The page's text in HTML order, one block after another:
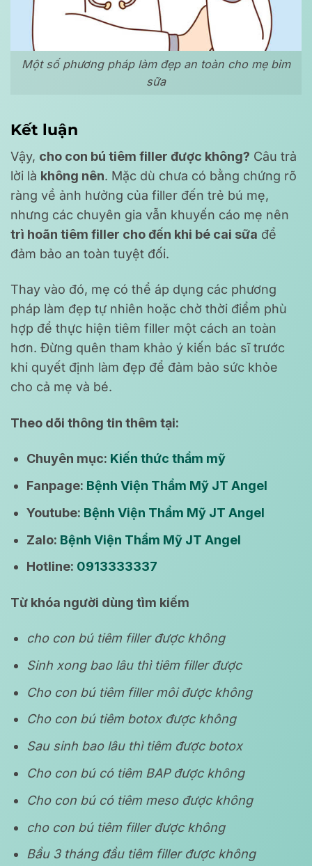
Một số phương pháp làm đẹp an toàn cho mẹ bỉm
sữa
Kết luận
Vậy, cho con bú tiêm filler được không? Câu trả
lời là không nên. Mặc dù chưa có bằng chứng rõ
ràng về ảnh hưởng của filler đến trẻ bú mẹ,
nhưng các chuyên gia vẫn khuyến cáo mẹ nên
trì hoãn tiêm filler cho đến khi bé cai sữa để
đảm bảo an toàn tuyệt đối.
Thay vào đó, mẹ có thể áp dụng các phương
pháp làm đẹp tự nhiên hoặc chờ thời điểm phù
hợp để thực hiện tiêm filler một cách an toàn
hơn. Đừng quên tham khảo ý kiến bác sĩ trước
khi quyết định làm đẹp để đảm bảo sức khỏe
cho cả mẹ và bé.
Theo dõi thông tin thêm tại:
Chuyên mục: Kiến thức thẩm mỹ
Fanpage: Bệnh Viện Thẩm Mỹ JT Angel
Youtube: Bệnh Viện Thẩm Mỹ JT Angel
Zalo: Bệnh Viện Thẩm Mỹ JT Angel
Hotline: 0913333337
Từ khóa người dùng tìm kiếm
cho con bú tiêm filler được không
Sinh xong bao lâu thì tiêm filler được
Cho con bú tiêm filler môi được không
Cho con bú tiêm botox được không
Sau sinh bao lâu thì tiêm được botox
Cho con bú có tiêm BAP được không
Cho con bú có tiêm meso được không
cho con bú tiêm filler được không
Bầu 3 tháng đầu tiêm filler được không